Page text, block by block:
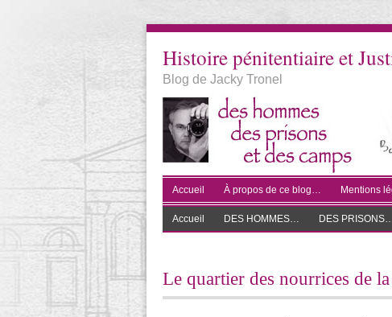
Histoire pénitentiaire et
Blog de Jacky Tronel
Accueil À propos de ce blog… Mentions
Accueil DES HOMMES… DES
Le quartier des nourrices de